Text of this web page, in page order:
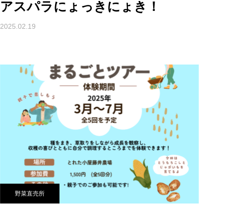
アスパラにょっきにょき！
2025.02.19
野菜直売所